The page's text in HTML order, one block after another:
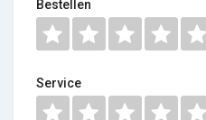
Bestellen
Service